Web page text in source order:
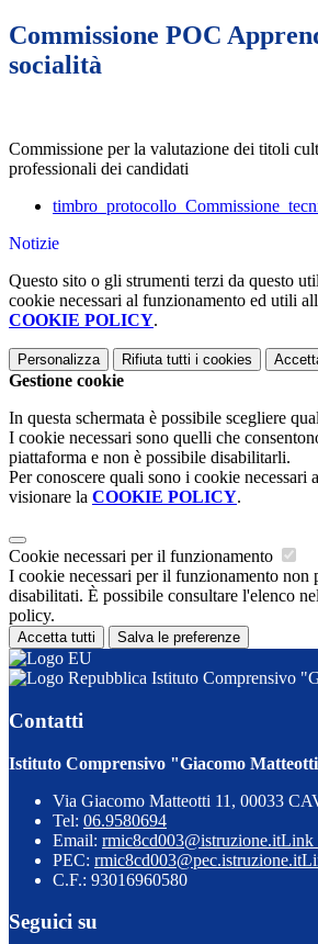
Commissione POC
socialità
Commissione per la valutazione dei titoli
professionali dei candidati
Notizie
Questo sito o gli strumenti terzi da questo
cookie necessari al funzionamento ed utili
COOKIE POLICY.
Personalizza Rifiuta tutti i cookies
Gestione cookie
In questa schermata è possibile scegliere
I cookie necessari sono quelli che
piattaforma e non è possibile disabilitarli.
Per conoscere quali sono i cookie necessari
visionare la COOKIE POLICY.
Cookie necessari per il funzionamento
I cookie necessari per il funzionamento non
disabilitati. È possibile consultare l'elenco
policy.
Accetta tutti Salva le preferenze
Istituto Comprensivo
Contatti
Istituto Comprensivo "Giacomo
Via Giacomo Matteotti 11, 00033
Tel: 06.9580694
Email: rmic8cd003@istruzione.itLink
PEC: rmic8cd003@pec.istruzione.it
C.F.: 93016960580
Seguici su